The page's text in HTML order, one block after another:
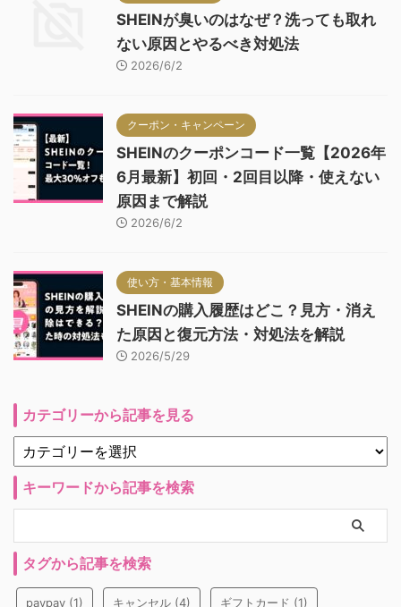
SHEINが臭いのはなぜ？洗っても取れ
ない原因とやるべき対処法
2026/6/2
クーポン・キャンペーン
SHEINのクーポンコード一覧【2026年
6月最新】初回・2回目以降・使えない
原因まで解説
2026/6/2
使い方・基本情報
SHEINの購入履歴はどこ？見方・消え
た原因と復元方法・対処法を解説
2026/5/29
カテゴリーから記事を見る
キーワードから記事を検索
タグから記事を検索
paypay (1) キャンセル (4) ギフトカード (1)